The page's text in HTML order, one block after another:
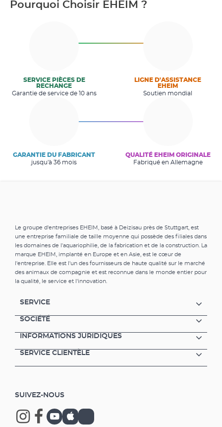
Pourquoi Choisir EHEIM ?
SERVICE PIÈCES DE
RECHANGE
Garantie de service de 10 ans
LIGNE D'ASSISTANCE
EHEIM
Soutien mondial
GARANTIE DU FABRICANT
jusqu'à 36 mois
QUALITÉ EHEIM ORIGINALE
Fabriqué en Allemagne
Le groupe d'entreprises EHEIM, basé à Deizisau près de Stuttgart, est
une entreprise familiale de taille moyenne qui possède des filiales dans
les domaines de l'aquariophilie, de la fabrication et de la construction. La
marque EHEIM, implanté en Europe et en Asie, est le cœur de
l'entreprise. Elle est l'un des fournisseurs de haute qualité sur le marché
des animaux de compagnie et est reconnue dans le monde entier pour
la qualité, le service et l'innovation.
SERVICE
SOCIÉTÉ
INFORMATIONS JURIDIQUES
SERVICE CLIENTÈLE
SUIVEZ-NOUS